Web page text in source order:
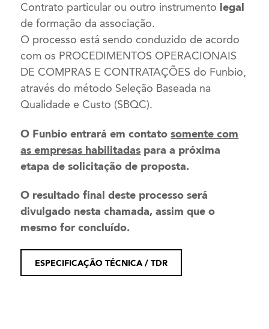
Contrato particular ou outro instrumento legal
de formação da associação.
O processo está sendo conduzido de acordo
com os PROCEDIMENTOS OPERACIONAIS
DE COMPRAS E CONTRATAÇÕES do Funbio,
através do método Seleção Baseada na
Qualidade e Custo (SBQC).
O Funbio entrará em contatosomente com
as empresas habilitadas para a próxima
etapa de solicitação de proposta.
O resultado final deste processo será
divulgado nesta chamada, assim que o
mesmo for concluído.
ESPECIFICAÇÃO TÉCNICA / TDR